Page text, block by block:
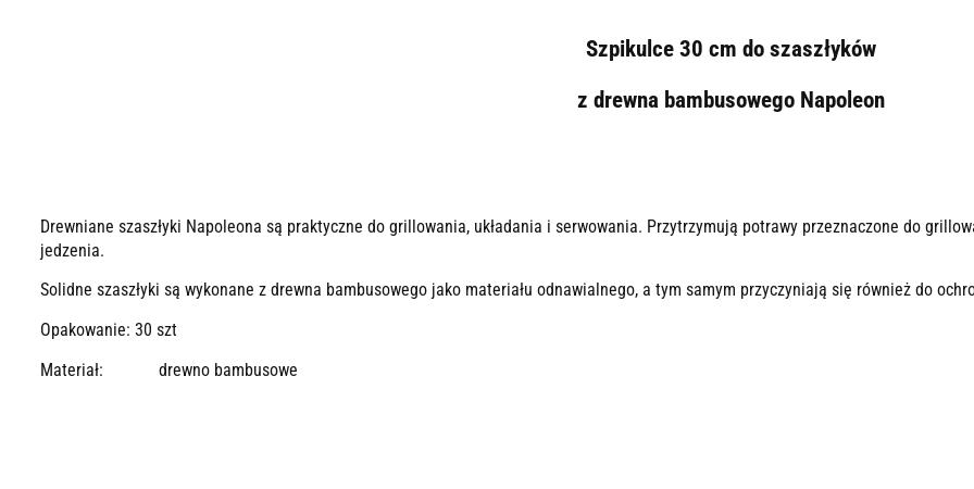
Szpikulce 30 cm do szaszłyków
z drewna bambusowego Napoleon
Drewniane szaszłyki Napoleona są praktyczne do grillowania, układania i serwowania. Przytrzymują potrawy przeznaczone do
jedzenia.
Solidne szaszłyki są wykonane z drewna bambusowego jako materiału odnawialnego, a tym samym przyczyniają się również do
Opakowanie: 30 szt
Materiał:
drewno bambusowe